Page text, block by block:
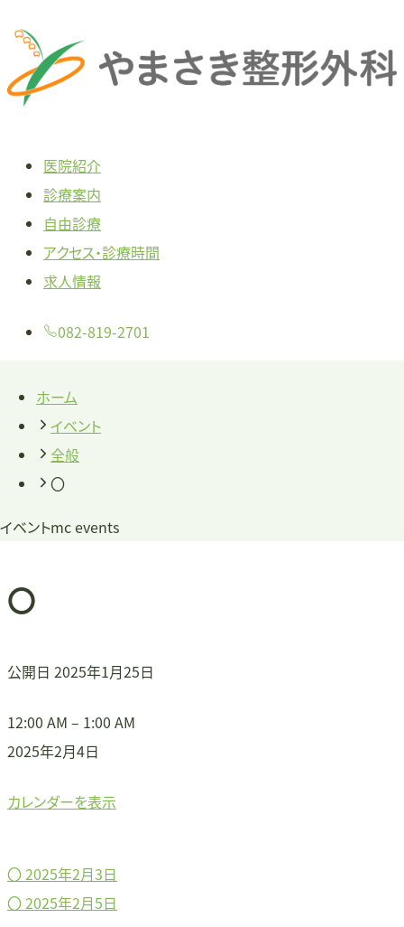
へ
医院紹介
診療案内
自由診療
アクセス・診療時間
求人情報
082-819-2701
イベントmc events
ホーム
イベント
全般
〇
〇
公開日 2025年1月25日
〇
12:00 AM – 1:00 AM
2025年2月4日
カレンダーを表示
投
〇 2025年2月3日
〇 2025年2月5日